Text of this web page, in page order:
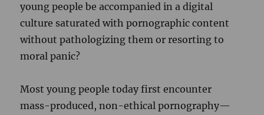
young people be accompanied in a digital
culture saturated with pornographic content
without pathologizing them or resorting to
moral panic?
Most young people today first encounter
mass-produced, non-ethical pornography—